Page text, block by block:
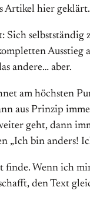
Artikel hier geklärt.
selbstständig
andere… aber.
am höchsten
aus Prinzip
geht, dann
„Ich bin
Wenn ich
den Text